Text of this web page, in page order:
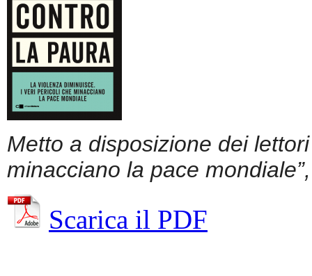
Metto a disposizione dei
minacciano la pace
Scarica il PDF